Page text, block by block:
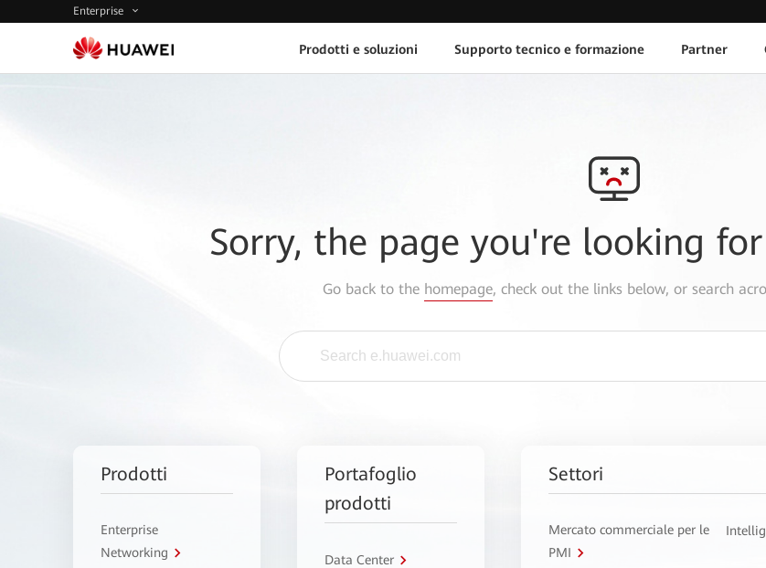
Enterprise
Prodotti e soluzioni Supporto tecnico e formazione Partner
Sorry, the page you're looking
Go back to the homepage, check out the links below, or search
Prodotti
Enterprise
Networking
Portafoglio
prodotti
Data Center
Settori
Mercato commerciale per le
PMI